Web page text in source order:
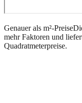
Genauer als m²-Preise
mehr Faktoren und
Quadratmeterpreise.